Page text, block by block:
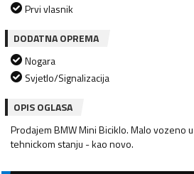
Prvi vlasnik
DODATNA OPREMA
Nogara
Svjetlo/Signalizacija
OPIS OGLASA
Prodajem BMW Mini Biciklo. Malo vozeno